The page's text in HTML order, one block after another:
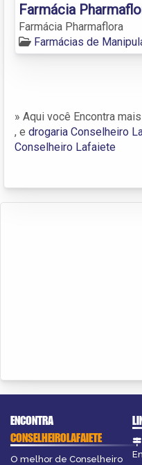
Farmácia
Farmácia Pharmaflora
Farmácias de
» Aqui você Encontra mais
, e drogaria Conselheiro
Conselheiro Lafaiete
ENCONTRA
CONSELHEIROLAFAIETE
O melhor de Conselheiro